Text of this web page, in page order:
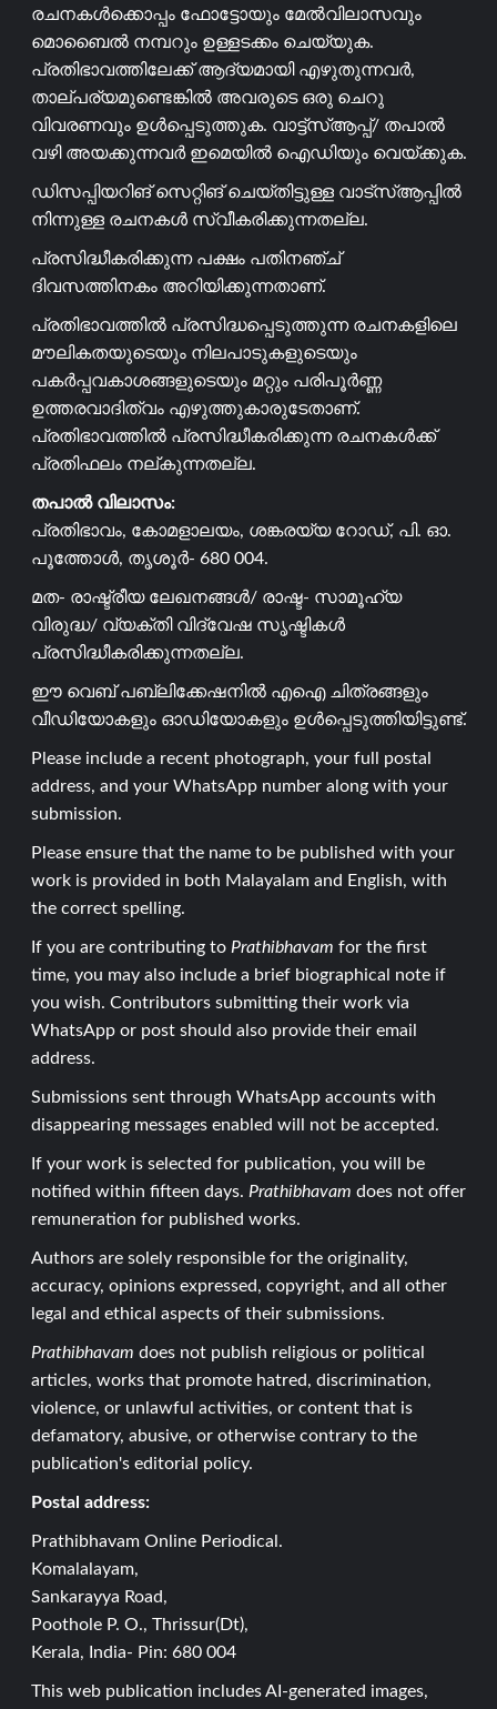
രചനകൾക്കൊപ്പം ഫോട്ടോയും മേൽവിലാസവും
മൊബൈൽ നമ്പറും ഉള്ളടക്കം ചെയ്യുക.
പ്രതിഭാവത്തിലേക്ക് ആദ്യമായി എഴുതുന്നവർ,
താല്പര്യമുണ്ടെങ്കിൽ അവരുടെ ഒരു ചെറു
വിവരണവും ഉൾപ്പെടുത്തുക. വാട്ട്സ്ആപ്പ്/ തപാൽ
വഴി അയക്കുന്നവർ ഇമെയിൽ ഐഡിയും വെയ്ക്കുക.
ഡിസപ്പിയറിങ് സെറ്റിങ് ചെയ്തിട്ടുള്ള വാട്സ്ആപ്പിൽ
നിന്നുള്ള രചനകൾ സ്വീകരിക്കുന്നതല്ല.
പ്രസിദ്ധീകരിക്കുന്ന പക്ഷം പതിനഞ്ച്
ദിവസത്തിനകം അറിയിക്കുന്നതാണ്.
പ്രതിഭാവത്തിൽ പ്രസിദ്ധപ്പെടുത്തുന്ന രചനകളിലെ
മൗലികതയുടെയും നിലപാടുകളുടെയും
പകർപ്പവകാശങ്ങളുടെയും മറ്റും പരിപൂർണ്ണ
ഉത്തരവാദിത്വം എഴുത്തുകാരുടേതാണ്.
പ്രതിഭാവത്തിൽ പ്രസിദ്ധീകരിക്കുന്ന രചനകൾക്ക്
പ്രതിഫലം നല്കുന്നതല്ല.
തപാൽ വിലാസം:
പ്രതിഭാവം, കോമളാലയം, ശങ്കരയ്യ റോഡ്, പി. ഓ.
പൂത്തോൾ, തൃശൂർ- 680 004.
മത- രാഷ്ട്രീയ ലേഖനങ്ങൾ/ രാഷ്ട- സാമൂഹ്യ
വിരുദ്ധ/ വ്യക്തി വിദ്വേഷ സൃഷ്ടികൾ
പ്രസിദ്ധീകരിക്കുന്നതല്ല.
ഈ വെബ് പബ്ലിക്കേഷനിൽ എഐ ചിത്രങ്ങളും
വീഡിയോകളും ഓഡിയോകളും ഉൾപ്പെടുത്തിയിട്ടുണ്ട്.
Please include a recent photograph, your full postal
address, and your WhatsApp number along with your
submission.
Please ensure that the name to be published with your
work is provided in both Malayalam and English, with
the correct spelling.
If you are contributing to Prathibhavam for the first
time, you may also include a brief biographical note if
you wish. Contributors submitting their work via
WhatsApp or post should also provide their email
address.
Submissions sent through WhatsApp accounts with
disappearing messages enabled will not be accepted.
If your work is selected for publication, you will be
notified within fifteen days. Prathibhavam does not offer
remuneration for published works.
Authors are solely responsible for the originality,
accuracy, opinions expressed, copyright, and all other
legal and ethical aspects of their submissions.
Prathibhavam does not publish religious or political
articles, works that promote hatred, discrimination,
violence, or unlawful activities, or content that is
defamatory, abusive, or otherwise contrary to the
publication's editorial policy.
Postal address:
Prathibhavam Online Periodical.
Komalalayam,
Sankarayya Road,
Poothole P. O., Thrissur(Dt),
Kerala, India- Pin: 680 004
This web publication includes AI-generated images,